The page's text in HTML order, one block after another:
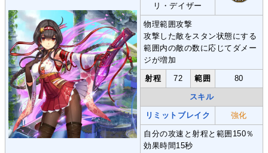
リ・デイザー
物理範囲攻撃
攻撃した敵をスタン状態にする
範囲内の敵の数に応じてダメー
ジが増加
射程 72 範囲 80
スキル
リミットブレイク 強化
自分の攻速と射程と範囲150％
効果時間15秒